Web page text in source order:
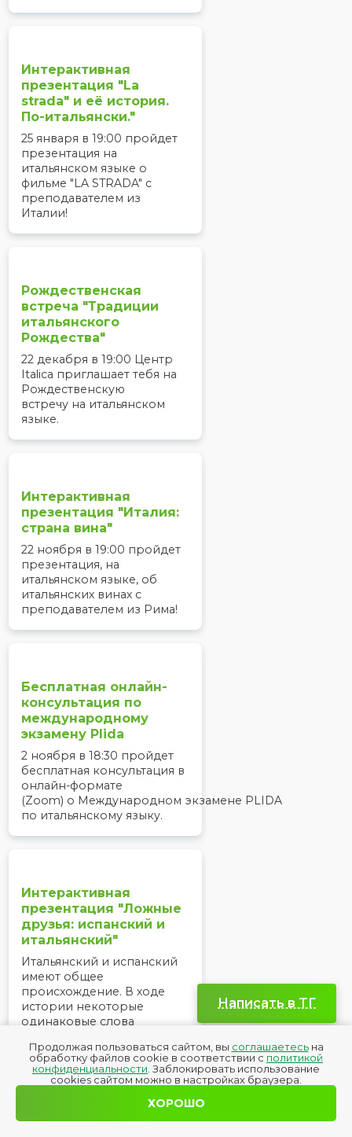
Интерактивная
презентация "La
strada" и её история.
По-итальянски."
25 января в 19:00 пройдет
презентация на
итальянском языке о
фильме "LA STRADA" с
преподавателем из
Италии!
Рождественская
встреча "Традиции
итальянского
Рождества"
22 декабря в 19:00 Центр
Italica приглашает тебя на
Рождественскую
встречу на итальянском
языке.
Интерактивная
презентация "Италия:
страна вина"
22 ноября в 19:00 пройдет
презентация, на
итальянском языке, об
итальянских винах с
преподавателем из Рима!
Бесплатная онлайн-
консультация по
международному
экзамену Plida
2 ноября в 18:30 пройдет
бесплатная консультация в
онлайн-формате
(Zoom) о Международном экзамене PLIDA
по итальянскому языку.
Интерактивная
презентация "Ложные
друзья: испанский и
итальянский"
Итальянский и испанский
имеют общее
происхождение. В ходе
истории некоторые
одинаковые слова
и стали "ложными
друзьями".
Написать в TГ
Продолжая пользоваться сайтом, вы соглашаетесьна
обработку файлов cookie в соответствии с политикой
конфиденциальности . Заблокировать использование
cookies сайтом можно в настройках браузера.
ХОРОШО